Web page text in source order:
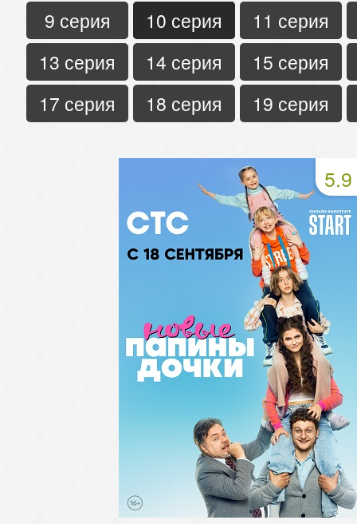
9 серия
10 серия
11 серия
13 серия
14 серия
15 серия
17 серия
18 серия 19 серия
5.9